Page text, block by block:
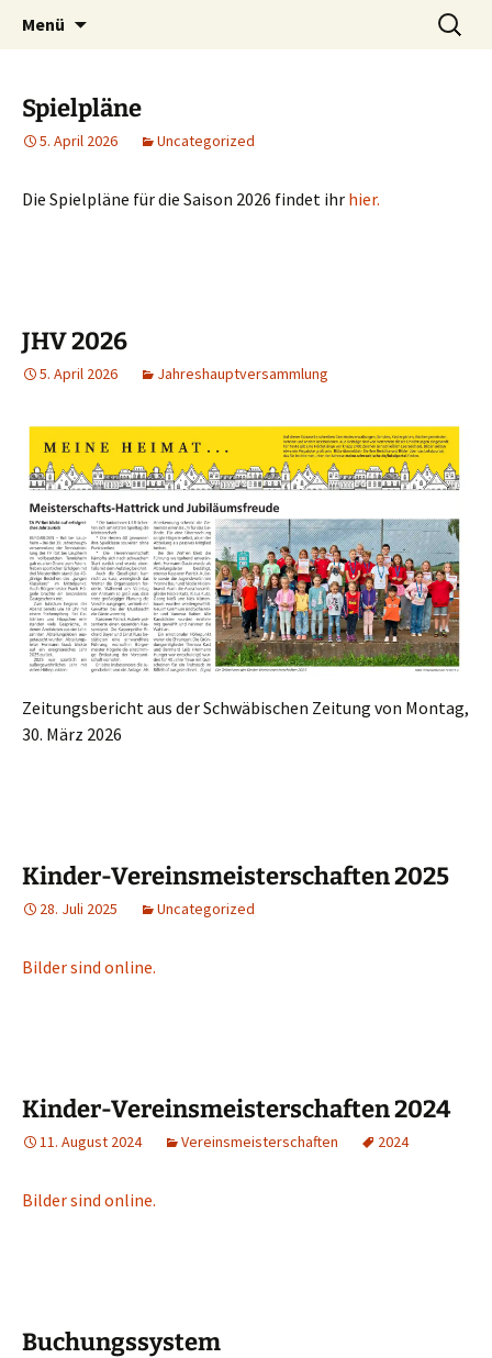
Tennis Rot
Menü
Suchen
nach:
Spielpläne
5. April 2026 Uncategorized
Die Spielpläne für die Saison 2026 findet ihr hier.
JHV 2026
5. April 2026 Jahreshauptversammlung
Zeitungsbericht aus der Schwäbischen Zeitung von Montag,
30. März 2026
Kinder-Vereinsmeisterschaften 2025
28. Juli 2025 Uncategorized
Bilder sind online.
Kinder-Vereinsmeisterschaften 2024
11. August 2024 Vereinsmeisterschaften 2024
Bilder sind online.
Buchungssystem